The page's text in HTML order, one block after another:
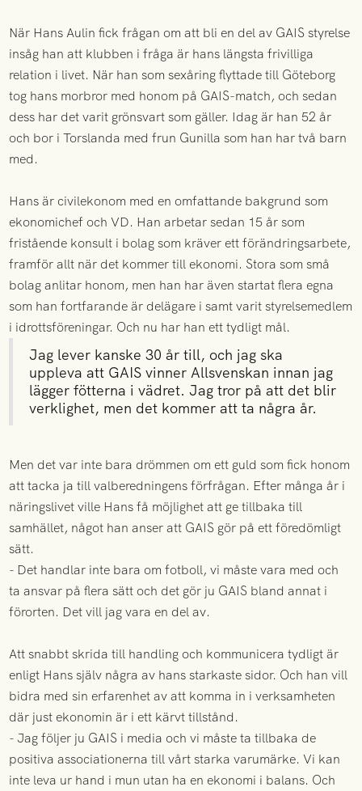
När Hans Aulin fick frågan om att bli en del av GAIS styrelse
insåg han att klubben i fråga är hans längsta frivilliga
relation i livet. När han som sexåring flyttade till Göteborg
tog hans morbror med honom på GAIS-match, och sedan
dess har det varit grönsvart som gäller. Idag är han 52 år
och bor i Torslanda med frun Gunilla som han har två barn
med.
Hans är civilekonom med en omfattande bakgrund som
ekonomichef och VD. Han arbetar sedan 15 år som
fristående konsult i bolag som kräver ett förändringsarbete,
framför allt när det kommer till ekonomi. Stora som små
bolag anlitar honom, men han har även startat flera egna
som han fortfarande är delägare i samt varit styrelsemedlem
i idrottsföreningar. Och nu har han ett tydligt mål.
Jag lever kanske 30 år till, och jag ska
uppleva att GAIS vinner Allsvenskan innan jag
lägger fötterna i vädret. Jag tror på att det blir
verklighet, men det kommer att ta några år.
Men det var inte bara drömmen om ett guld som fick honom
att tacka ja till valberedningens förfrågan. Efter många år i
näringslivet ville Hans få möjlighet att ge tillbaka till
samhället, något han anser att GAIS gör på ett föredömligt
sätt.
- Det handlar inte bara om fotboll, vi måste vara med och
ta ansvar på flera sätt och det gör ju GAIS bland annat i
förorten. Det vill jag vara en del av.
Att snabbt skrida till handling och kommunicera tydligt är
enligt Hans själv några av hans starkaste sidor. Och han vill
bidra med sin erfarenhet av att komma in i verksamheten
där just ekonomin är i ett kärvt tillstånd.
- Jag följer ju GAIS i media och vi måste ta tillbaka de
positiva associationerna till vårt starka varumärke. Vi kan
inte leva ur hand i mun utan ha en ekonomi i balans. Och